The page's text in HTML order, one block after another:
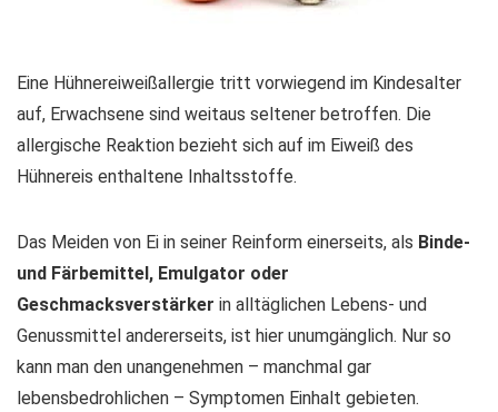
Eine Hühnereiweißallergie tritt vorwiegend im Kindesalter
auf, Erwachsene sind weitaus seltener betroffen. Die
allergische Reaktion bezieht sich auf im Eiweiß des
Hühnereis enthaltene Inhaltsstoffe.
Das Meiden von Ei in seiner Reinform einerseits, als Binde-
und Färbemittel, Emulgator oder
Geschmacksverstärker in alltäglichen Lebens- und
Genussmittel andererseits, ist hier unumgänglich. Nur so
kann man den unangenehmen – manchmal gar
lebensbedrohlichen – Symptomen Einhalt gebieten.